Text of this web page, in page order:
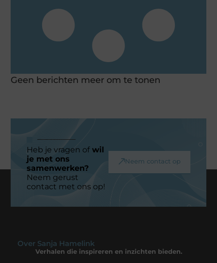
Geen berichten meer om te tonen
Heb je vragen ofwil
je met ons
samenwerken?
Neem gerust
contact met ons op!
Neem contact op
Over Sanja Hamelink
Verhalen die inspireren en inzichten bieden.